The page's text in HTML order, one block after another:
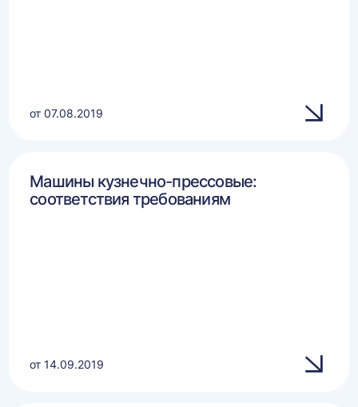
от 07.08.2019
Машины кузнечно-прессовые:
соответствия требованиям
от 14.09.2019